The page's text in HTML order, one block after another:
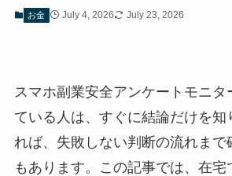
お金 July 4, 2026 July 23, 2026
スマホ副業安全アンケートモニ
ている人は、すぐに結論だけを知
れば、失敗しない判断の流れまで
もあります。この記事では、在宅